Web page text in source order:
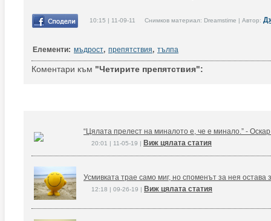
10:15 | 11-09-11 Снимков материал: Dreamstime | Автор:
Елементи: мъдрост, препятствия, тълпа
Коментари към "Четирите препятствия":
“Цялата прелест на миналото е, че е минало.” -
20:01 | 11-05-19 | Виж цялата статия
Усмивката трае само миг, но споменът за нея остава
12:18 | 09-26-19 | Виж цялата статия